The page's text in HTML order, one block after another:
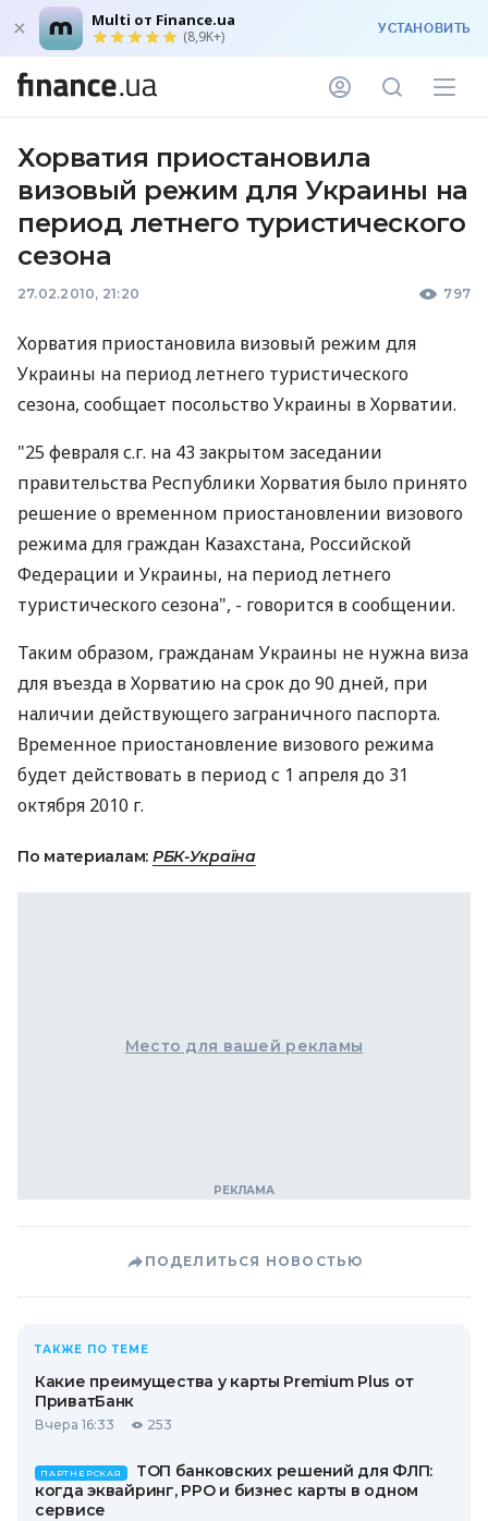
Multi от Finance.ua
(8,9K+) УСТАНОВИТЬ
Хорватия приостановила
визовый режим для Украины на
период летнего туристического
сезона
27.02.2010, 21:20 797
Хорватия приостановила визовый режим для
Украины на период летнего туристического
сезона, сообщает посольство Украины в Хорватии.
"25 февраля с.г. на 43 закрытом заседании
правительства Республики Хорватия было принято
решение о временном приостановлении визового
режима для граждан Казахстана, Российской
Федерации и Украины, на период летнего
туристического сезона", - говорится в сообщении.
Таким образом, гражданам Украины не нужна виза
для въезда в Хорватию на срок до 90 дней, при
наличии действующего заграничного паспорта.
Временное приостановление визового режима
будет действовать в период с 1 апреля до 31
октября 2010 г.
По материалам: РБК-Україна
Место для вашей рекламы
ПОДЕЛИТЬСЯ НОВОСТЬЮ
ТАКЖЕ ПО ТЕМЕ
Какие преимущества у карты Premium Plus от
ПриватБанк
Вчера 16:33 253
ПАРТНЕРСКАЯ
ТОП банковских решений для ФЛП:
когда эквайринг, РРО и бизнес карты в одном
сервисе